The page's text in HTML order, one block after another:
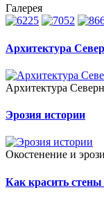
Галерея
Архитектура
Архитектура
Эрозия истории
Окостенение и
Как красить стены